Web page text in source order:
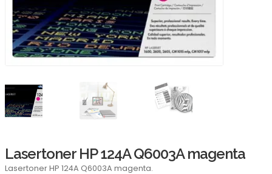
Lasertoner HP 124A Q6003A magenta
Lasertoner HP 124A Q6003A magenta.